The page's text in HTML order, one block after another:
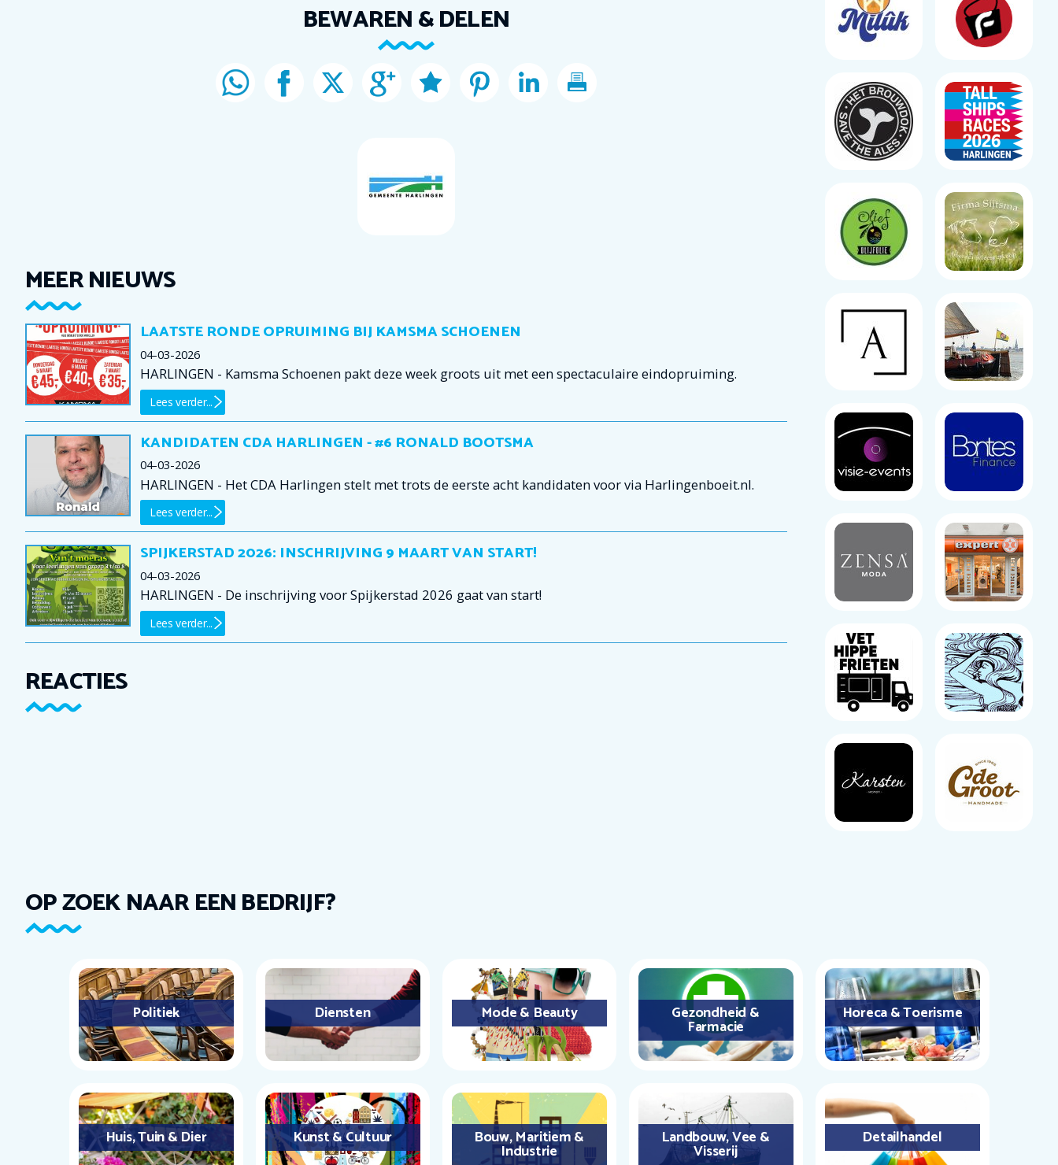
BEWAREN & DELEN
MEER NIEUWS
LAATSTE RONDE OPRUIMING BIJ KAMSMA SCHOENEN
04-03-2026
HARLINGEN - Kamsma Schoenen pakt deze week groots uit met een spectaculaire eindopruiming.
Lees verder...
KANDIDATEN CDA HARLINGEN - #6 RONALD BOOTSMA
04-03-2026
HARLINGEN - Het CDA Harlingen stelt met trots de eerste acht kandidaten voor via Harlingenboeit.nl.
Lees verder...
SPIJKERSTAD 2026: INSCHRIJVING 9 MAART VAN START!
04-03-2026
HARLINGEN - De inschrijving voor Spijkerstad 2026 gaat van start!
Lees verder...
REACTIES
OP ZOEK NAAR EEN BEDRIJF?
Politiek Diensten Mode & Beauty Gezondheid &
Farmacie
Horeca & Toerisme
Huis, Tuin & Dier Kunst & Cultuur Bouw, Maritiem &
Industrie
Landbouw, Vee &
Visserij
Detailhandel